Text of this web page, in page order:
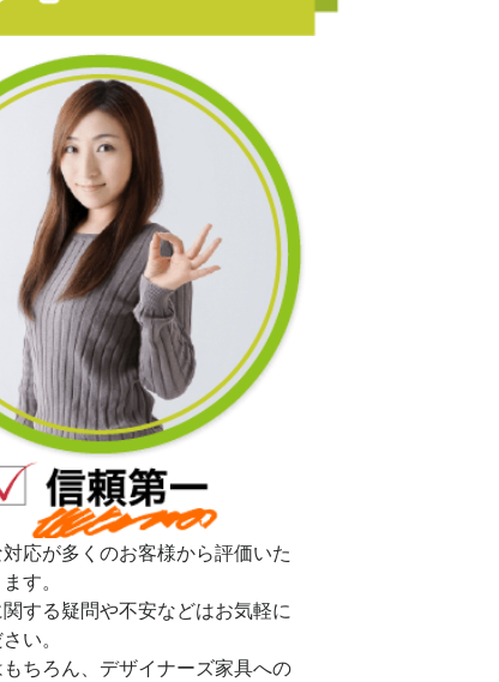
応が多くのお客様から評価いた
す。
する疑問や不安などはお気軽に
い。
ちろん、デザイナーズ家具への